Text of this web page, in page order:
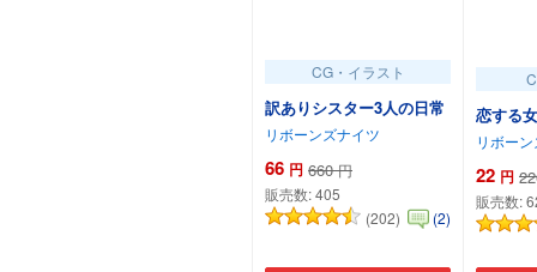
CG・イラスト
訳ありシスター3人の日常
リボーンズナイツ
66 円 660 円
販売数:405
(202)
(2)
恋する
リボー
22 円
販売数: